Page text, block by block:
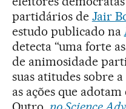
partidários de Jair
estudo publicado na
detecta “uma forte
de animosidade
suas atitudes sobre
as ações que